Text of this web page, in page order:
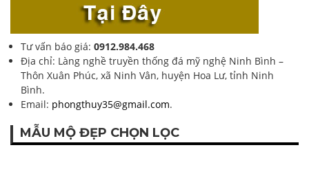
Tư vấn báo giá: 0912.984.468
Địa chỉ: Làng nghề truyền thống đá mỹ nghệ Ninh Bình –
Thôn Xuân Phúc, xã Ninh Vân, huyện Hoa Lư, tỉnh Ninh
Bình.
Email: phongthuy35@gmail.com.
MẪU MỘ ĐẸP CHỌN LỌC